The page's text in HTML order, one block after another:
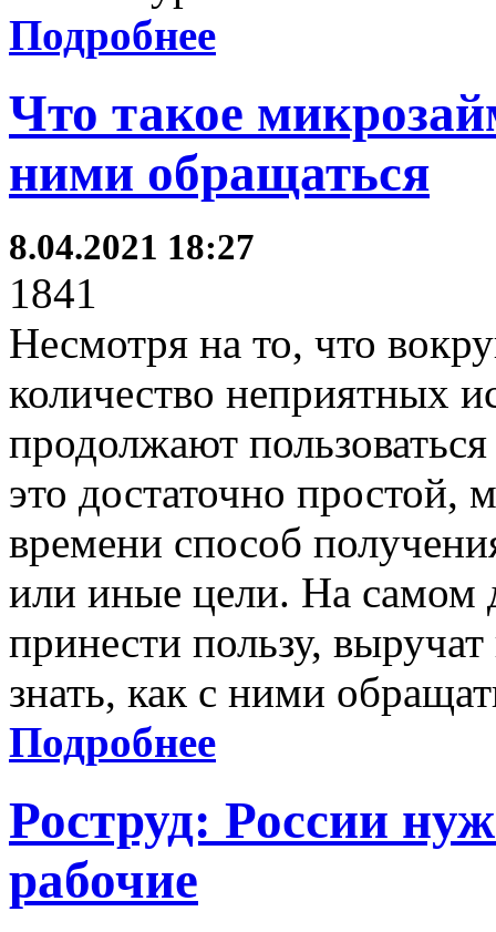
Подробнее
Что такое
ними обращаться
8.04.2021 18:27
1841
Несмотря на то, что
количество неприятных
продолжают
это достаточно простой,
времени способ
или иные цели. На самом
принести пользу,
знать, как с ними
Подробнее
Роструд: России
рабочие